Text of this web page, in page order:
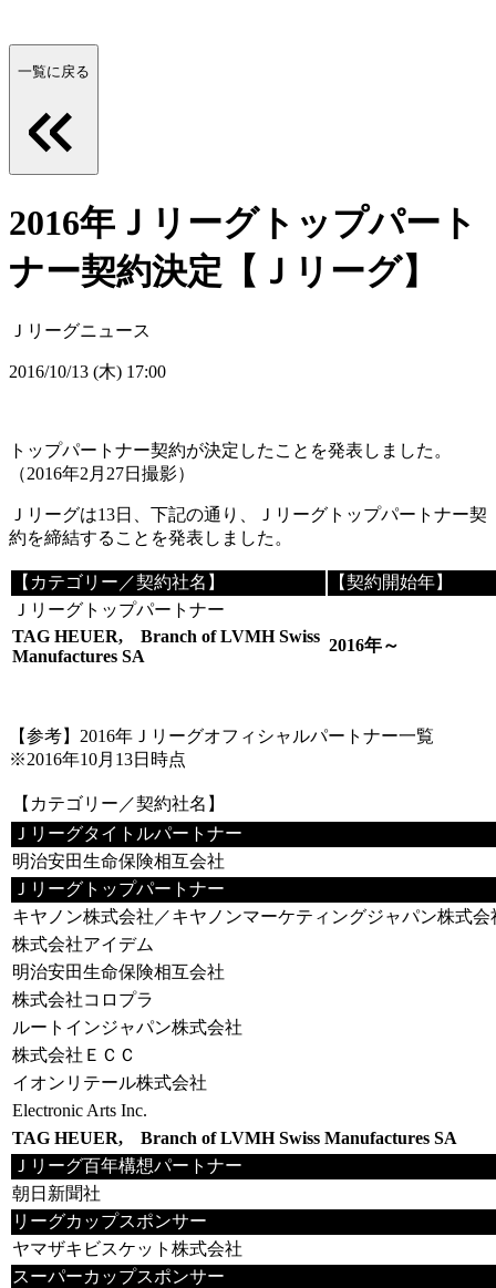
一覧に戻る
2016年Ｊリーグトップパート
ナー契約決定【Ｊリーグ】
Ｊリーグニュース
2016/10/13 (木) 17:00
トップパートナー契約が決定したことを発表しました。
（2016年2月27日撮影）
Ｊリーグは13日、下記の通り、Ｊリーグトップパートナー契
約を締結することを発表しました。
【カテゴリー／契約社名】
【契約開始年】
Ｊリーグトップパートナー
TAG HEUER, Branch of LVMH Swiss
Manufactures SA
2016年～
【参考】2016年Ｊリーグオフィシャルパートナー一覧
※2016年10月13日時点
【カテゴリー／契約社名】
Ｊリーグタイトルパートナー
明治安田生命保険相互会社
Ｊリーグトップパートナー
キヤノン株式会社／キヤノンマーケティングジャパン株式会
株式会社アイデム
明治安田生命保険相互会社
株式会社コロプラ
ルートインジャパン株式会社
株式会社ＥＣＣ
イオンリテール株式会社
Electronic Arts Inc.
TAG HEUER, Branch of LVMH Swiss Manufactures SA
Ｊリーグ百年構想パートナー
朝日新聞社
リーグカップスポンサー
ヤマザキビスケット株式会社
スーパーカップスポンサー